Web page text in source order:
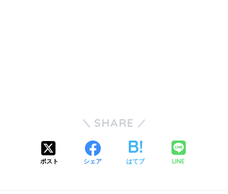
SHARE
ポスト シェア はてブ LINE